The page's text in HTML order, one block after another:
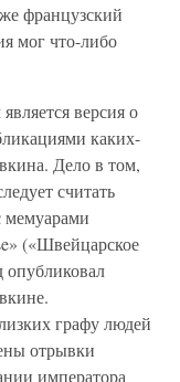
французский
мог что-либо
версия о
каких-
Дело в том,
считать
мемуарами
(«Швейцарское
графу людей
отрывки
императора